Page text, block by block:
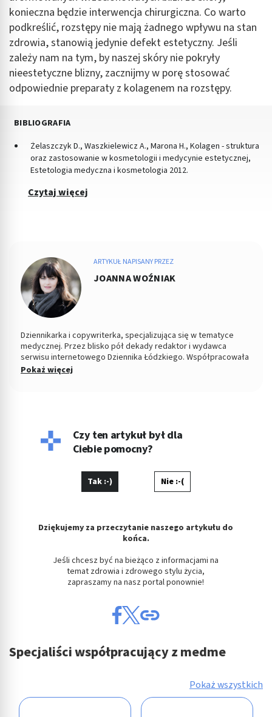
konieczna będzie interwencja chirurgiczna. Co warto
podkreślić, rozstępy nie mają żadnego wpływu na stan
zdrowia, stanowią jedynie defekt estetyczny. Jeśli
zależy nam na tym, by naszej skóry nie pokryły
nieestetyczne blizny, zacznijmy w porę stosować
odpowiednie preparaty z kolagenem na rozstępy.
BIBLIOGRAFIA
Żelaszczyk D., Waszkielewicz A., Marona H., Kolagen - struktura
oraz zastosowanie w kosmetologii i medycynie estetycznej,
Estetologia medyczna i kosmetologia 2012.
Czytaj więcej
ARTYKUŁ NAPISANY PRZEZ
JOANNA WOŹNIAK
Dziennikarka i copywriterka, specjalizująca się w tematyce
medycznej. Przez blisko pół dekady redaktor i wydawca
serwisu internetowego Dziennika Łódzkiego. Współpracowała
z łódzkim ośrodkiem TVP. Absolwentka Filozofii oraz
Pokaż więcej
Czy ten artykuł był dla
Ciebie pomocny?
Tak :-) Nie :-(
Dziękujemy za przeczytanie naszego artykułu do
końca.
Jeśli chcesz być na bieżąco z informacjami na
temat zdrowia i zdrowego stylu życia,
zapraszamy na nasz portal ponownie!
Specjaliści współpracujący z medme
Pokaż wszystkich